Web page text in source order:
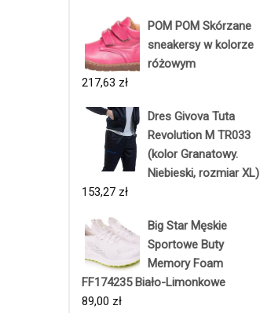
POM POM Skórzane
sneakersy w kolorze
różowym
217,63 zł
Dres Givova Tuta
Revolution M TR033
(kolor Granatowy.
Niebieski, rozmiar XL)
153,27 zł
Big Star Męskie
Sportowe Buty
Memory Foam
FF174235 Biało-Limonkowe
89,00 zł